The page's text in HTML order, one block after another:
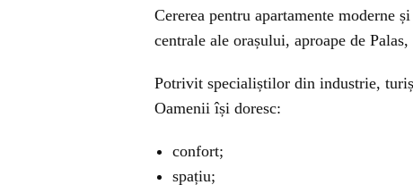
Cererea pentru apartamente moderne
centrale ale orașului, aproape de
Potrivit specialiștilor din industrie,
Oamenii își doresc:
confort;
spațiu;